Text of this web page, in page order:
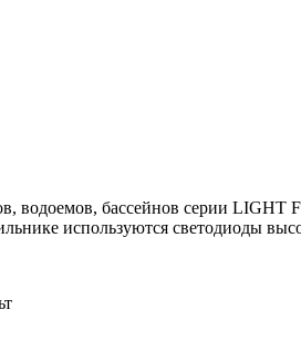
водоемов, бассейнов серии
используются светодиоды